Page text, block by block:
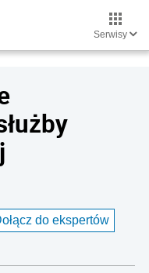
Serwisy
do ekspertów